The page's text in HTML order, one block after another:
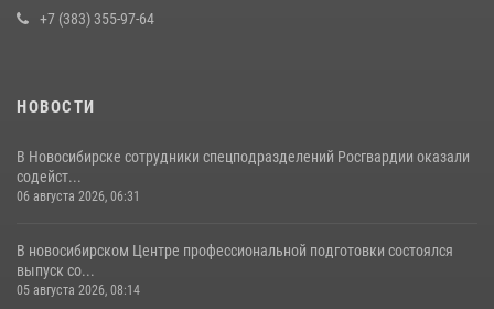
13 июля 2026, 05:38
+7 (383) 355-97-64
НОВОСТИ
В Новосибирске сотрудники спецподразделений Росгвардии оказали
содейст...
06 августа 2026, 06:31
В новосибирском Центре профессиональной подготовки состоялся
выпуск со...
05 августа 2026, 08:14